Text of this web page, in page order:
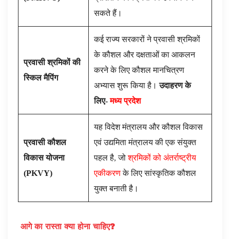
सकते हैं।
प्रवासी श्रमिकों की
स्किल मैपिंग
कई राज्य सरकारों ने प्रवासी श्रमिकों
के कौशल और दक्षताओं का आकलन
करने के लिए कौशल मानचित्रण
अभ्यास शुरू किया है।उदाहरण के
लिए-मध्य प्रदेश
प्रवासी कौशल
विकास योजना
(PKVY)
यह विदेश मंत्रालय और कौशल विकास
एवं उद्यमिता मंत्रालय की एक संयुक्त
पहल है, जोश्रमिकों को अंतर्राष्ट्रीय
एकीकरणके लिए सांस्कृतिक कौशल
युक्त बनाती है।
आगे का रास्ता क्या होना चाहिए?